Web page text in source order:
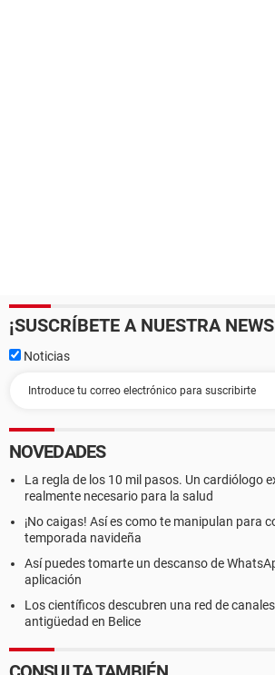
¡SUSCRÍBETE A NUESTRA
Noticias
NOVEDADES
La regla de los 10 mil pasos. Un cardiólogo
realmente necesario para la salud
¡No caigas! Así es como te manipulan para
temporada navideña
Así puedes tomarte un descanso de
aplicación
Los científicos descubren una red de
antigüedad en Belice